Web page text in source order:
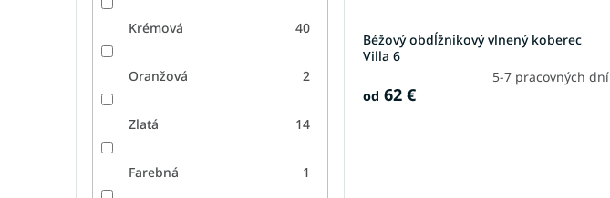
Krémová 40
Oranžová 2
Zlatá 14
Farebná 1
Béžový obdĺžnikový vlnený koberec
Villa 6
5-7 pracovných dní
od 62 €